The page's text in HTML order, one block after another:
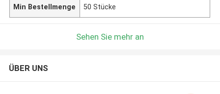
Min Bestellmenge 50 Stücke
Sehen Sie mehr an
ÜBER UNS